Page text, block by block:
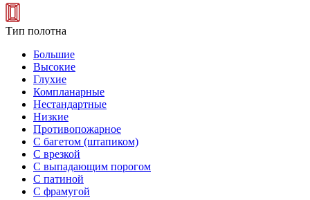
Тип полотна
Большие
Высокие
Глухие
Компланарные
Нестандартные
Низкие
Противопожарное
С багетом (штапиком)
С врезкой
С выпадающим порогом
С патиной
С фрамугой